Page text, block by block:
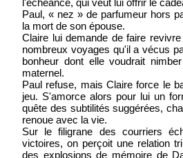
l'échéance, qui veut lui offrir le
Paul, « nez » de parfumeur hors
la mort de son épouse.
Claire lui demande de faire
nombreux voyages qu'il a vécus
bonheur dont elle voudrait
maternel.
Paul refuse, mais Claire force le
jeu. S'amorce alors pour lui un
quête des subtilités suggérées,
renoue avec la vie.
Sur le filigrane des courriers
victoires, on perçoit une relation
des explosions de mémoire de